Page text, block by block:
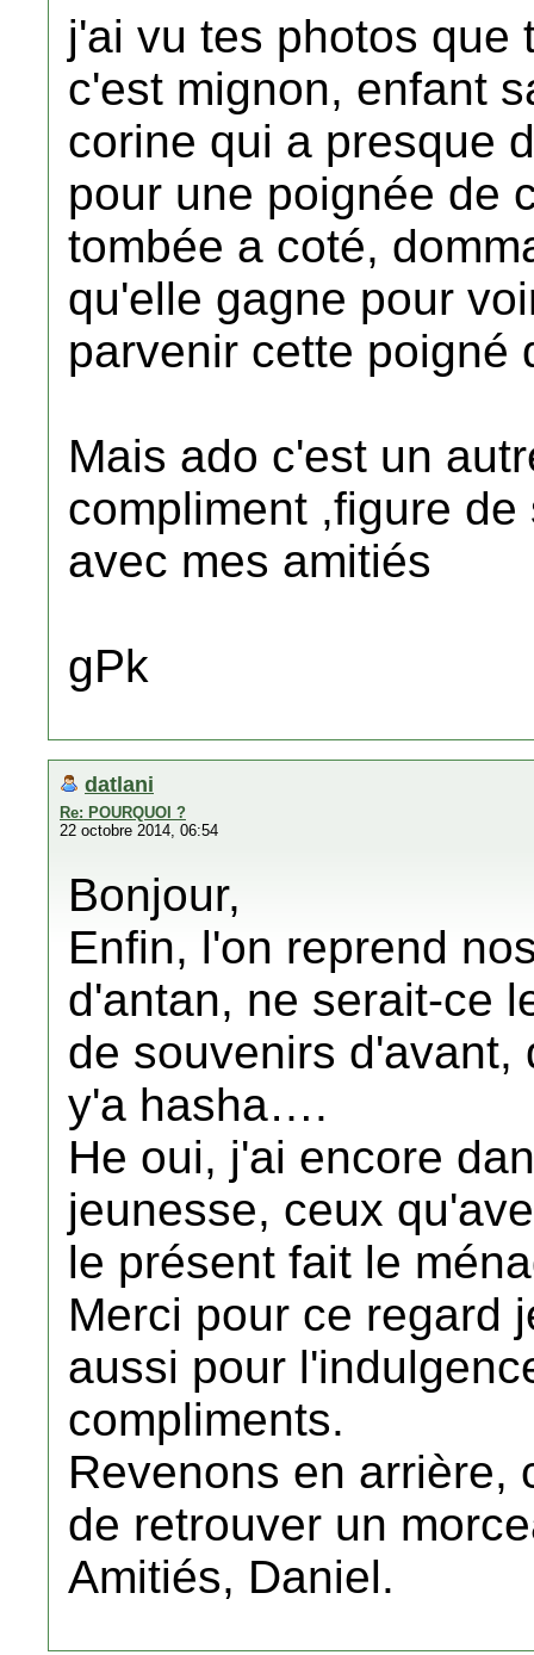
j'ai vu tes photos que
c'est mignon, enfant
corine qui a presque
pour une poignée de
tombée a coté,
qu'elle gagne pour
parvenir cette poigné
Mais ado c'est un
compliment ,figure de
avec mes amitiés
gPk
datlani
Re: POURQUOI ?
22 octobre 2014, 06:54
Bonjour,
Enfin, l'on reprend
d'antan, ne serait-ce
de souvenirs d'avant,
y'a hasha….
He oui, j'ai encore
jeunesse, ceux
le présent fait le
Merci pour ce regard
aussi pour
compliments.
Revenons en arrière,
de retrouver un
Amitiés, Daniel.